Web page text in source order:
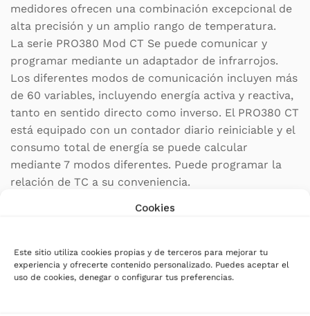
Cookies
Este sitio utiliza cookies propias y de terceros para mejorar tu
experiencia y ofrecerte contenido personalizado. Puedes aceptar el
uso de cookies, denegar o configurar tus preferencias.
medidores ofrecen una combinación excepcional de
alta precisión y un amplio rango de temperatura.
La serie PRO380 Mod CT Se puede comunicar y
programar mediante un adaptador de infrarrojos.
Los diferentes modos de comunicación incluyen más
de 60 variables, incluyendo energía activa y reactiva,
tanto en sentido directo como inverso. El PRO380 CT
está equipado con un contador diario reiniciable y el
consumo total de energía se puede calcular
mediante 7 modos diferentes. Puede programar la
relación de TC a su conveniencia.
– V2H – Dynamic Power Sharing y VELTIUM Smart
Chargers, entre otros cargadores de coches